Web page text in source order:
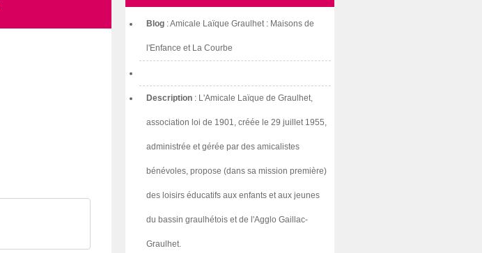
Blog : Amicale Laïque Graulhet : Maisons de
l'Enfance et La Courbe
Description : L'Amicale Laïque de Graulhet,
association loi de 1901, créée le 29 juillet 1955,
administrée et gérée par des amicalistes
bénévoles, propose (dans sa mission première)
des loisirs éducatifs aux enfants et aux jeunes
du bassin graulhétois et de l'Agglo Gaillac-
Graulhet.